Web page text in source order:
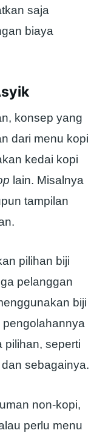
saja
biaya
konsep yang
dari menu kopi
kedai kopi
lain. Misalnya
tampilan
pilihan biji
pelanggan
biji
pengolahannya
pilihan, seperti
dan sebagainya.
non-kopi,
perlu menu